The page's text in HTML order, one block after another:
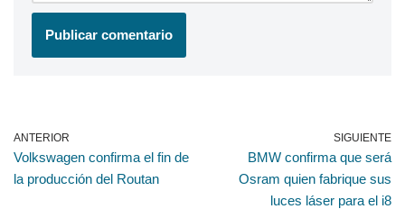
ANTERIOR
Volkswagen confirma el fin de
la producción del Routan
SIGUIENTE
BMW confirma que será
Osram quien fabrique sus
luces láser para el i8